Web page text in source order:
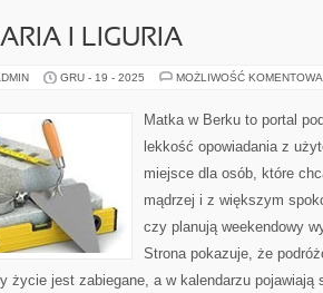
I LIGURIA
GRU - 19 - 2025 MOŻLIWOŚĆ
Matka w Berku to portal
lekkość opowiadania z
miejsce dla osób, które
mądrzej i z większym
czy planują weekendowy
Strona pokazuje, że
życie jest zabiegane, a w kalendarzu pojawiają